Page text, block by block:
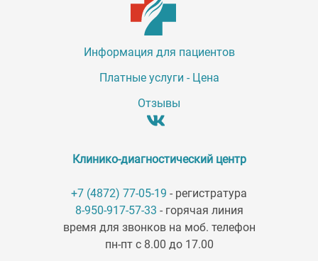
Информация для пациентов
Платные услуги - Цена
Отзывы
Клинико-диагностический центр
+7 (4872) 77-05-19 - регистратура
8-950-917-57-33 - горячая линия
время для звонков на моб. телефон
пн-пт с 8.00 до 17.00